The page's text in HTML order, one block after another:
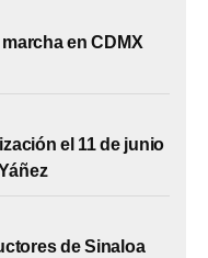
en CDMX
el 11 de junio
de Sinaloa